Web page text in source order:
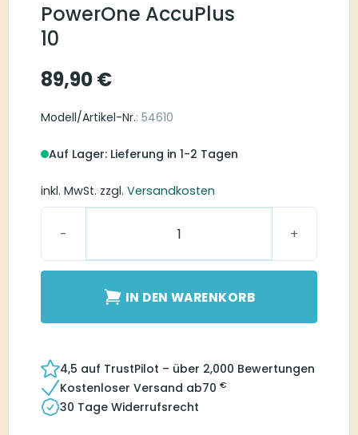
PowerOne AccuPlus
10
89,90€
Modell/Artikel-Nr.: 54610
Auf Lager: Lieferung in 1-2 Tagen
inkl. MwSt. zzgl. Versandkosten
IN DEN WARENKORB
4,5 auf TrustPilot – über 2,000 Bewertungen
Kostenloser Versand ab70 €
30 Tage Widerrufsrecht